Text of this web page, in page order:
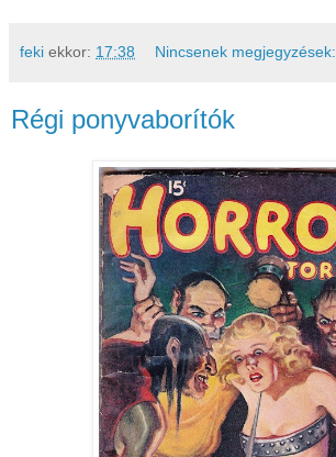
feki ekkor: 17:38 Nincsenek megjegyzések:
Régi ponyvaborítók